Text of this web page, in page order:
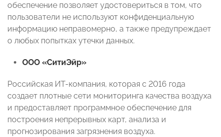
обеспечение позволяет удостовериться в том, что
пользователи не используют конфиденциальную
информацию неправомерно, а также предупреждает
о любых попытках утечки данных.
ООО «СитиЭйр»
Российская ИТ-компания, которая с 2016 года
создает плотные сети мониторинга качества воздуха
и предоставляет программное обеспечение для
построения непрерывных карт, анализа и
прогнозирования загрязнения воздуха.